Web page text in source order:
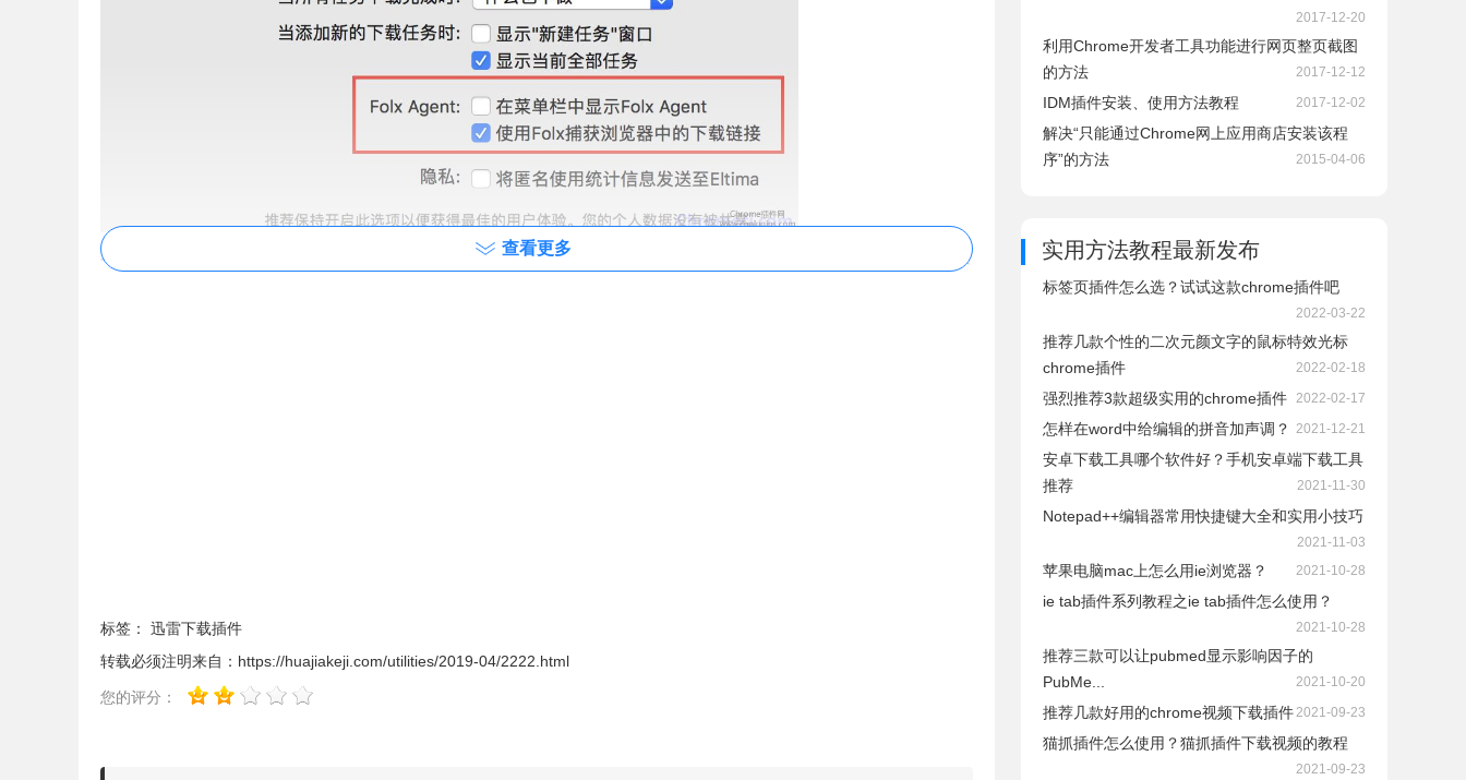
与大多数下载工具一样，在 Folx 中粘贴链接或者使用浏览器插件
即可开始下载，更为方便的做法是使用 Folx 捕获
查看更多
标签：
迅雷下载插件
转载必须注明来自： https://huajiakeji.com/utilities/2019-04/2222.html
您的评分：
2017-12-20
利用Chrome开发者工具功能进行网页整页截图
的方法
2017-12-12
IDM插件安装、使用方法教程 2017-12-02
解决“只能通过Chrome网上应用商店安装该程
序”的方法
2015-04-06
实用方法教程最新发布
标签页插件怎么选？试试这款chrome插件吧
2022-03-22
推荐几款个性的二次元颜文字的鼠标特效光标
chrome插件
2022-02-18
强烈推荐3款超级实用的chrome插件 2022-02-17
怎样在word中给编辑的拼音加声调？ 2021-12-21
安卓下载工具哪个软件好？手机安卓端下载工具
推荐
2021-11-30
Notepad++编辑器常用快捷键大全和实用小技巧
2021-11-03
苹果电脑mac上怎么用ie浏览器？ 2021-10-28
ie tab插件系列教程之ie tab插件怎么使用？
2021-10-28
推荐三款可以让pubmed显示影响因子的
PubMe...
2021-10-20
推荐几款好用的chrome视频下载插件2021-09-23
猫抓插件怎么使用？猫抓插件下载视频的教程
2021-09-23